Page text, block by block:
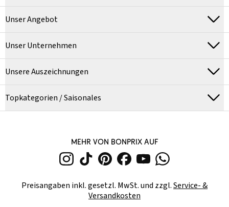
Unser Angebot
Unser Unternehmen
Unsere Auszeichnungen
Topkategorien / Saisonales
MEHR VON BONPRIX AUF
Preisangaben inkl. gesetzl. MwSt. und zzgl.Service- &
Versandkosten